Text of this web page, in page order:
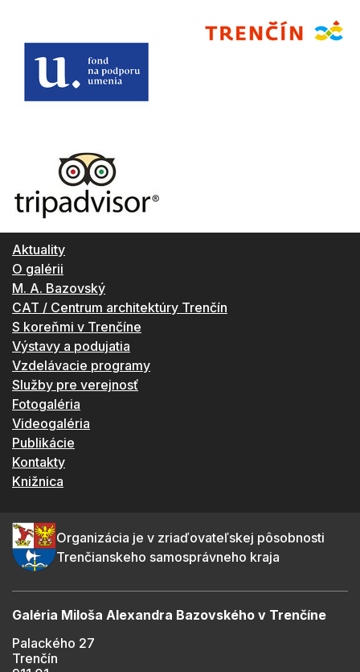
Aktuality
O galérii
M. A. Bazovský
CAT / Centrum architektúry Trenčín
S koreňmi v Trenčíne
Výstavy a podujatia
Vzdelávacie programy
Služby pre verejnosť
Fotogaléria
Videogaléria
Publikácie
Kontakty
Knižnica
Organizácia je v zriaďovateľskej pôsobnosti
Trenčianskeho samosprávneho kraja
Galéria Miloša Alexandra Bazovského v Trenčíne
Palackého 27
Trenčín